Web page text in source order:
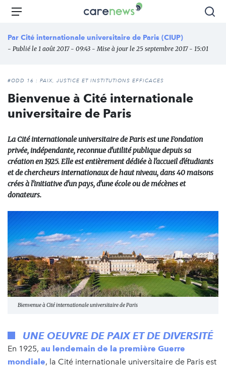
Aller
principal
Carenews,
média
des
l'engagement
Menu
Par Cité internationale universitaire de Paris (CIUP)
- Publié le 1 août 2017 - 09:43 - Mise à jour le 25 septembre 2017 - 15:01
#ODD 16 : PAIX, JUSTICE ET INSTITUTIONS EFFICACES
Bienvenue à Cité internationale
universitaire de Paris
La Cité internationale universitaire de Paris est une Fondation
privée, indépendante, reconnue d'utilité publique depuis sa
création en 1925. Elle est entièrement dédiée à l'accueil d'étudiants
et de chercheurs internationaux de haut niveau, dans 40 maisons
crées à l'initiative d'un pays, d'une école ou de mécènes et
donateurs.
Bienvenue à Cité internationale universitaire de Paris
UNE OEUVRE DE PAIX ET DE DIVERSITÉ
En 1925, au lendemain de la première Guerre
mondiale, la Cité internationale universitaire de Paris est